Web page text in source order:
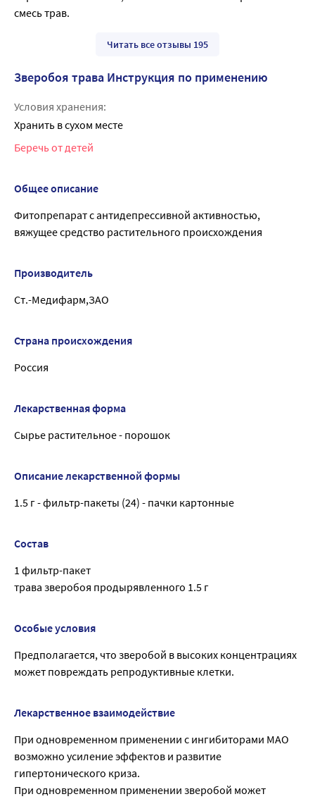
смесь трав.
Читать все отзывы 195
Зверобоя трава Инструкция по применению
Условия хранения:
Хранить в сухом месте
Беречь от детей
Общее описание
Фитопрепарат с антидепрессивной активностью,
вяжущее средство растительного происхождения
Производитель
Ст.-Медифарм,ЗАО
Страна происхождения
Россия
Лекарственная форма
Сырье растительное - порошок
Описание лекарственной формы
1.5 г - фильтр-пакеты (24) - пачки картонные
Состав
1 фильтр-пакет
трава зверобоя продырявленного 1.5 г
Особые условия
Предполагается, что зверобой в высоких концентрациях
может повреждать репродуктивные клетки.
Лекарственное взаимодействие
При одновременном применении с ингибиторами МАО
возможно усиление эффектов и развитие
гипертонического криза.
При одновременном применении зверобой может